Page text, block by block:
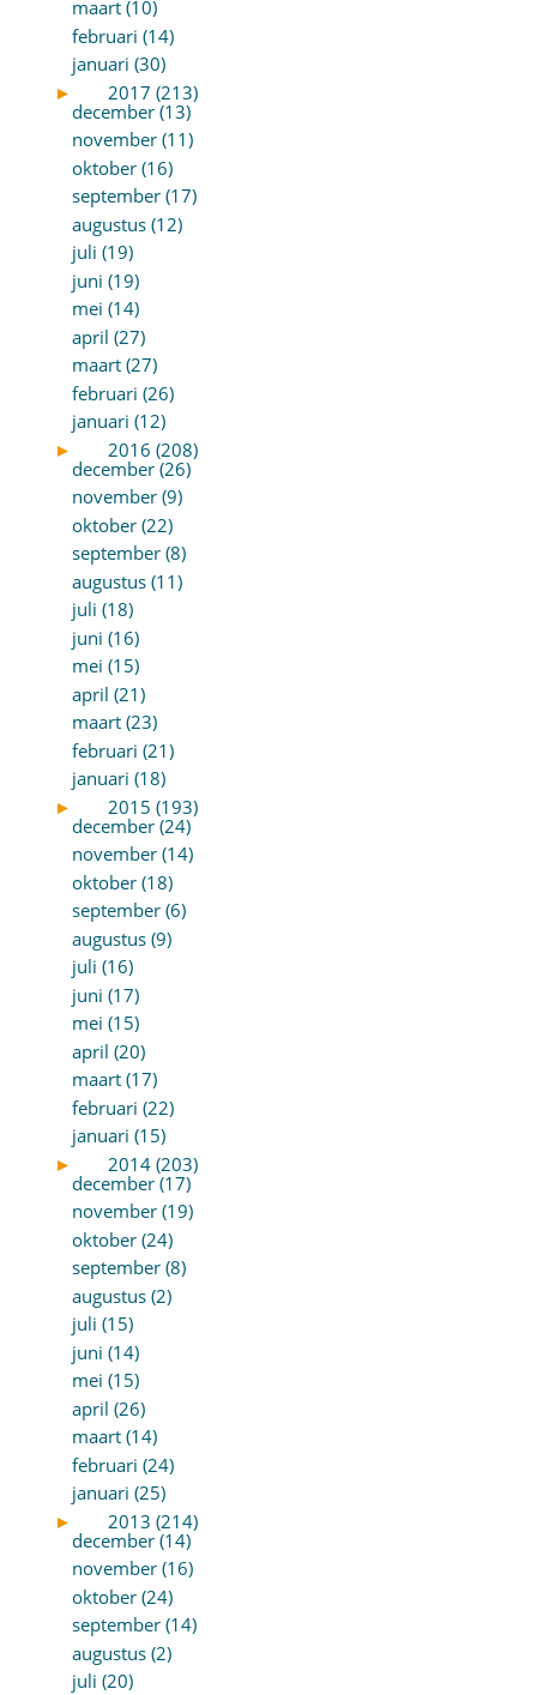
maart (10)
februari (14)
januari (30)
►
2017 (213)
december (13)
november (11)
oktober (16)
september (17)
augustus (12)
juli (19)
juni (19)
mei (14)
april (27)
maart (27)
februari (26)
januari (12)
►
2016 (208)
december (26)
november (9)
oktober (22)
september (8)
augustus (11)
juli (18)
juni (16)
mei (15)
april (21)
maart (23)
februari (21)
januari (18)
►
2015 (193)
december (24)
november (14)
oktober (18)
september (6)
augustus (9)
juli (16)
juni (17)
mei (15)
april (20)
maart (17)
februari (22)
januari (15)
►
2014 (203)
december (17)
november (19)
oktober (24)
september (8)
augustus (2)
juli (15)
juni (14)
mei (15)
april (26)
maart (14)
februari (24)
januari (25)
►
2013 (214)
december (14)
november (16)
oktober (24)
september (14)
augustus (2)
juli (20)